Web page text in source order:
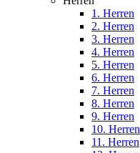
1. Herren
2. Herren
3. Herren
4. Herren
5. Herren
6. Herren
7. Herren
8. Herren
9. Herren
10. Herren
11. Herren